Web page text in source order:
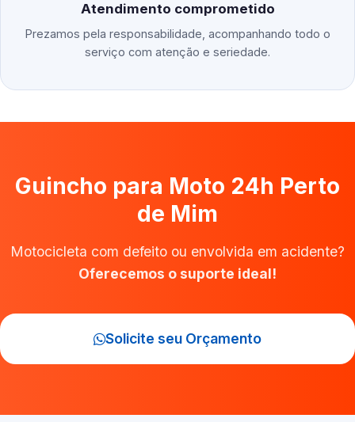
Atendimento comprometido
Prezamos pela responsabilidade, acompanhando todo o
serviço com atenção e seriedade.
Guincho para Moto 24h Perto
de Mim
Motocicleta com defeito ou envolvida em acidente?
Oferecemos o suporte ideal!
Solicite seu Orçamento